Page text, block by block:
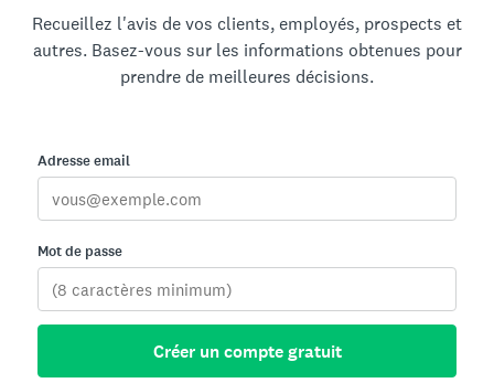
Recueillez l'avis de vos clients, employés, prospects et
autres. Basez-vous sur les informations obtenues pour
prendre de meilleures décisions.
Adresse email
Mot de passe
Créer un compte gratuit